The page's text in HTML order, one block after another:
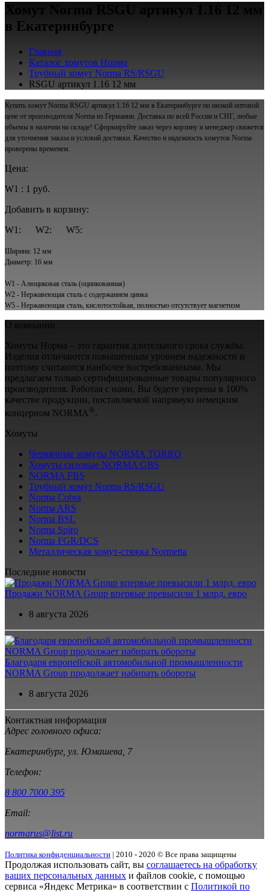
в Екатеринбурге
Главная
Каталог хомутов Норма
Трубный хомут Norma RS/RSGU
RSGU артикул 1.16 12 мм
Купить хомут Norma RSGU артикул 1.16 12 мм в Екатеринбурге по низкой оптовой
цене от производителя Norma из Германии. Доставка по всей России и СНГ, любые
объемы в наличии на складе! Сформируйте заказ через корзину и менеджер свяжется
для уточнения заказа и условий доставки. Качество и надежность хомутов Norma
проверены временем.
Цена:
W1 : 1 руб.
Добавить в корзину:
W1:
W2: W5:
Ширина: 12 мм
Диаметр: 16 мм
W1 - Алюциковая сталь (оцинкованная)
W2 - Нержавеющая сталь с содержанием цинка
W5 - Нержавеющая сталь, кислотостойкая, полностью отсутствует магнетизм
О компании
Хомуты Норма – это гарантия длительного срока службы.
Изделия отличаются повышенным уровнем надежности и
поэтому считаются наиболее востребованными. Мы
предлагаем только сертифицированные товары популярного
производителя. Работая с нами, Вы будете уверены в 100%
качестве продукции, поставляемой напрямую немецким
концерном NORMA ®.
Хомуты
Червячные хомуты NORMA TORRO
Хомуты силовые NORMA GBS
NORMA FBS
Трубный хомут Norma RS/RSGU
Norma Cobra
Norma ARS
Norma BSL
Norma Spiro
Norma FGR/DCS
Металлическая хомут-стяжка Normetta
Последние новости
Продажи NORMA Group впервые превысили 1 млрд. евро
8 августа 2026
Благодаря европейской автомобильной промышленности
NORMA Group продолжает набирать обороты
8 августа 2026
Контактная информация
Адрес головного офиса:
Екатеринбург, ул. Юмашева, 7
Телефон:
8 800 7000 395
Email:
normarus@list.ru
Политика конфиденциальности | 2010 - 2020 © Все права защищены
Продолжая использовать сайт, вы соглашаетесь на обработку
ваших персональных данных и файлов cookie, с помощью
сервиса «Яндекс Метрика» в соответствии с Политикой по